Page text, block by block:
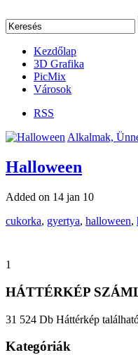
Kezdőlap
3D Grafika
PicMix
Városok
RSS
Alkalmak,
Halloween
Added on 14 jan 10
cukorka, gyertya, halloween,
1
HÁTTÉRKÉP
31 524 Db Háttérkép
Kategóriák